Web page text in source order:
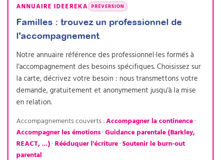
ANNUAIRE IDEEREKA PRÉVERSION
Familles : trouvez un professionnel de
l'accompagnement
Notre annuaire référence des professionnel·les formés à
l'accompagnement des besoins spécifiques. Choisissez sur
la carte, décrivez votre besoin : nous transmettons votre
demande, gratuitement et anonymement jusqu'à la mise
en relation.
Accompagnements couverts :Accompagner la continence·
Accompagner les émotions·Guidance parentale (Barkley,
REACT, ...)·Rééduquer l'écriture·Soutenir le burn-out
parental